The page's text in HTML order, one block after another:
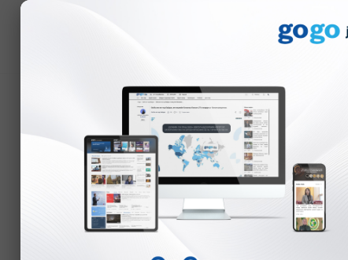
Мэдээ
Д.Энхтүвшин:
зүйгүй үйлдэл
уучлалт хүсье